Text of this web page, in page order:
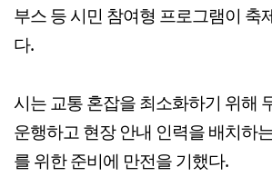
부스 등 시민 참여형 프로그램이 축
다.
시는 교통 혼잡을 최소화하기 위해
운행하고 현장 안내 인력을 배치하
를 위한 준비에 만전을 기했다.